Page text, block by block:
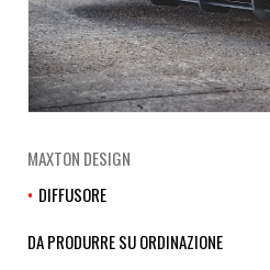
MAXTON DESIGN
DIFFUSORE
DA PRODURRE SU ORDINAZIONE